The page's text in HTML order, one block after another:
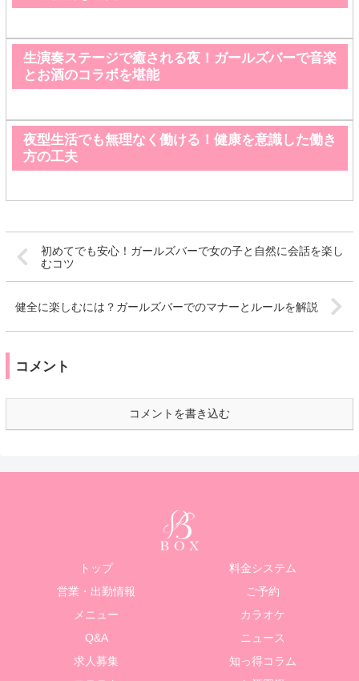
生演奏ステージで癒される夜！ガールズバーで音楽
とお酒のコラボを堪能
夜型生活でも無理なく働ける！健康を意識した働き
方の工夫
初めてでも安心！ガールズバーで女の子と自然に会話を楽し
むコツ
健全に楽しむには？ガールズバーでのマナーとルールを解説
コメント
コメントを書き込む
トップ
料金システム
営業・出勤情報
ご予約
メニュー
カラオケ
Q&A
ニュース
求人募集
知っ得コラム